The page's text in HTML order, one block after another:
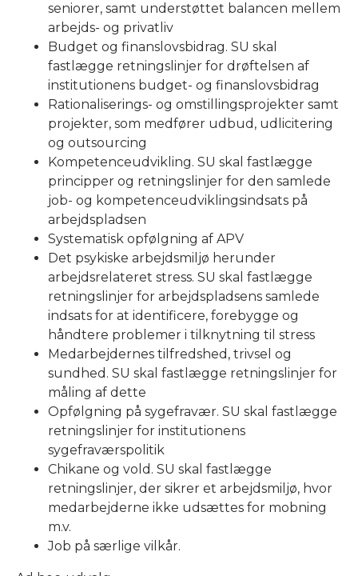
seniorer, samt understøttet balancen mellem
arbejds- og privatliv
Budget og finanslovsbidrag. SU skal
fastlægge retningslinjer for drøftelsen af
institutionens budget- og finanslovsbidrag
Rationaliserings- og omstillingsprojekter samt
projekter, som medfører udbud, udlicitering
og outsourcing
Kompetenceudvikling. SU skal fastlægge
principper og retningslinjer for den samlede
job- og kompetenceudviklingsindsats på
arbejdspladsen
Systematisk opfølgning af APV
Det psykiske arbejdsmiljø herunder
arbejdsrelateret stress. SU skal fastlægge
retningslinjer for arbejdspladsens samlede
indsats for at identificere, forebygge og
håndtere problemer i tilknytning til stress
Medarbejdernes tilfredshed, trivsel og
sundhed. SU skal fastlægge retningslinjer for
måling af dette
Opfølgning på sygefravær. SU skal fastlægge
retningslinjer for institutionens
sygefraværspolitik
Chikane og vold. SU skal fastlægge
retningslinjer, der sikrer et arbejdsmiljø, hvor
medarbejderne ikke udsættes for mobning
m.v.
Job på særlige vilkår.